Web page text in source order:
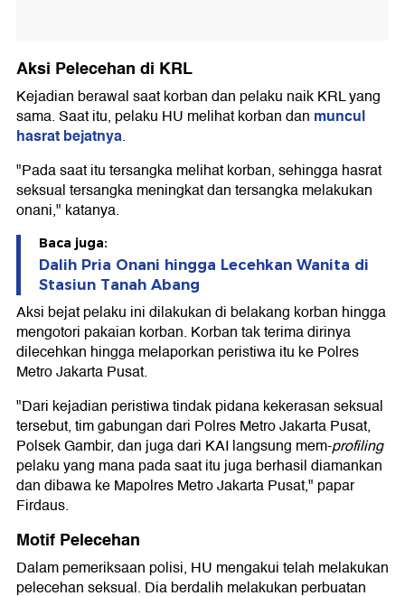
Aksi Pelecehan di KRL
Kejadian berawal saat korban dan pelaku naik KRL yang
sama. Saat itu, pelaku HU melihat korban dan muncul
hasrat bejatnya.
"Pada saat itu tersangka melihat korban, sehingga hasrat
seksual tersangka meningkat dan tersangka melakukan
onani," katanya.
Baca juga:
Dalih Pria Onani hingga Lecehkan Wanita di
Stasiun Tanah Abang
Aksi bejat pelaku ini dilakukan di belakang korban hingga
mengotori pakaian korban. Korban tak terima dirinya
dilecehkan hingga melaporkan peristiwa itu ke Polres
Metro Jakarta Pusat.
"Dari kejadian peristiwa tindak pidana kekerasan seksual
tersebut, tim gabungan dari Polres Metro Jakarta Pusat,
Polsek Gambir, dan juga dari KAI langsung mem-profiling
pelaku yang mana pada saat itu juga berhasil diamankan
dan dibawa ke Mapolres Metro Jakarta Pusat," papar
Firdaus.
Motif Pelecehan
Dalam pemeriksaan polisi, HU mengakui telah melakukan
pelecehan seksual. Dia berdalih melakukan perbuatan